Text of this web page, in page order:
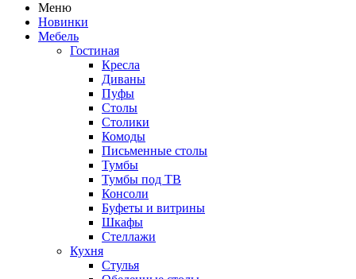
Меню
Новинки
Мебель
Гостиная
Кресла
Диваны
Пуфы
Столы
Столики
Комоды
Письменные столы
Тумбы
Тумбы под ТВ
Консоли
Буфеты и витрины
Шкафы
Стеллажи
Кухня
Стулья